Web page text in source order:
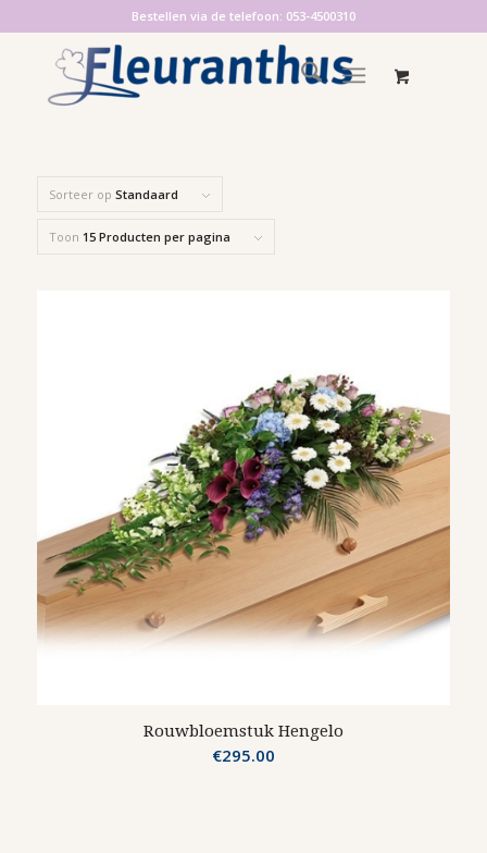
Bestellen via de telefoon: 053-4500310
Sorteer op Standaard
Toon 15 Producten per pagina
Rouwbloemstuk Hengelo
€295.00